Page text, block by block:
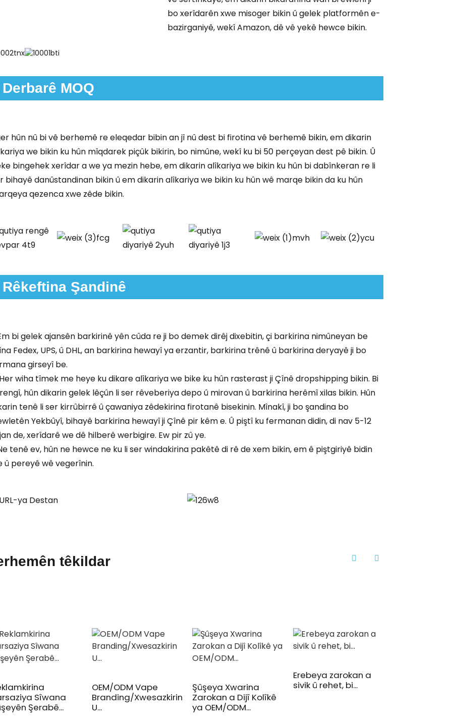
bo xerîdarên xwe misoger bikin û gelek platformên e-
bazirganiyê, wekî Amazon, dê vê yekê hewce bikin.
Derbarê MOQ
hûn nû bi vê berhemê re eleqedar bibin an jî nû dest bi firotina vê berhemê bikin, em dikarin
we bikin ku hûn mîqdarek piçûk bikirin, bo nimûne, wekî ku bi 50 perçeyan dest pê bikin. Û
bingehek xerîdar a we ya mezin hebe, em dikarin alîkariya we bikin ku hûn bi dabînkeran re li
bihayê danûstandinan bikin û em dikarin alîkariya we bikin ku hûn wê marqe bikin da ku hûn
qezenca xwe zêde bikin.
Rêkeftina Şandinê
bi gelek ajansên barkirinê yên cûda re ji bo demek dirêj dixebitin, çi barkirina nimûneyan be
Fedex, UPS, û DHL, an barkirina hewayî ya erzantir, barkirina trênê û barkirina deryayê ji bo
girseyî be.
wiha tîmek me heye ku dikare alîkariya we bike ku hûn rasterast ji Çînê dropshipping bikin. Bi
hûn dikarin gelek lêçûn li ser rêveberiya depo û mirovan û barkirina herêmî xilas bikin. Hûn
tenê li ser kirrûbirrê û çawaniya zêdekirina firotanê bisekinin. Mînakî, ji bo şandina bo
Yekbûyî, bihayê barkirina hewayî ji Çînê pir kêm e. Û piştî ku fermanan didin, di nav 5-12
de, xerîdarê we dê hilberê werbigire. Ew pir zû ye.
tenê ev, hûn ne hewce ne ku li ser windakirina pakêtê di rê de xem bikin, em ê piştgiriyê bidin
û pereyê wê vegerînin.
têkildar
Sîwana
Şerabê...
OEM/ODM Vape
Branding/Xwesazkirin
U...
Şûşeya Xwarina
Zarokan a Dijî Kolîkê
ya OEM/ODM...
Erebeya zarokan a
sivik û rehet, bi...